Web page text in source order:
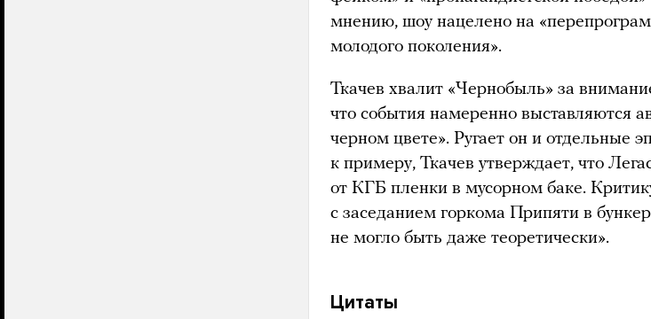
мнению, шоу нацелено на
молодого поколения».
Ткачев хвалит «Чернобыль» за
что события намеренно выставляются
черном цвете». Ругает он и отдельные
к примеру, Ткачев утверждает, что
от КГБ пленки в мусорном баке.
с заседанием горкома Припяти в
не могло быть даже теоретически».
Цитаты